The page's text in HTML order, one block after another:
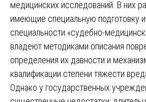
медицинских исследований. В них
имеющие специальную подготовку
специальности «судебно-
владеют методиками описания
определения их давности и
квалификации степени тяжести
Однако у государственных